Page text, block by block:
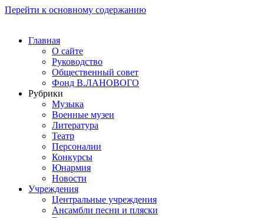
Перейти к основному содержанию
Главная
О сайте
Руководство
Общественный совет
Фонд В.ЛАНОВОГО
Рубрики
Музыка
Военные музеи
Литература
Театр
Персоналии
Конкурсы
Юнармия
Новости
Учреждения
Центральные учреждения
Ансамбли песни и пляски